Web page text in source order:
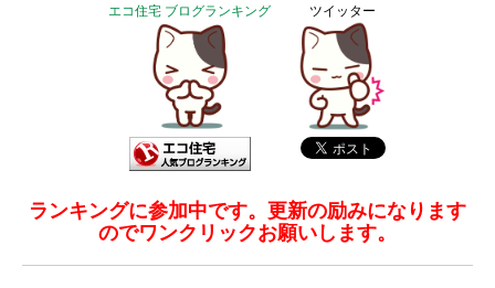
エコ住宅 ブログランキング ツイッター
ランキングに参加中です。更新の励みになります
のでワンクリックお願いします。